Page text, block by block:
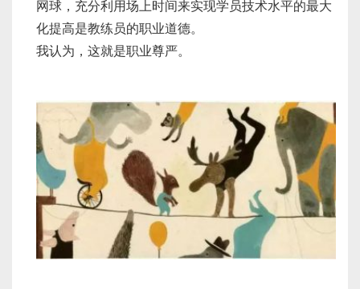
网球，充分利用场上时间来实现学员技术水平的最大
化提高是教练员的职业道德。
我认为，这就是职业尊严。